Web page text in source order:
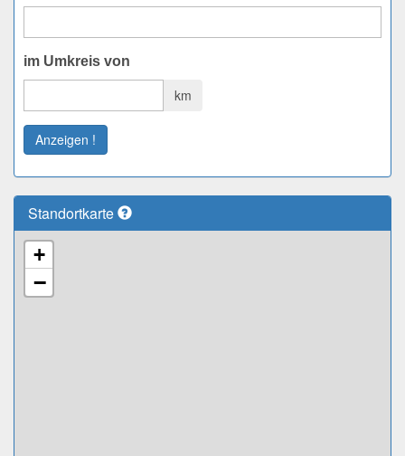
im Umkreis von
km
Anzeigen !
Standortkarte
+
−